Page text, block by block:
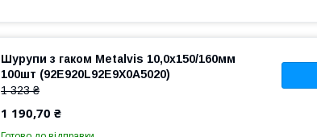
Шурупи з гаком Metalvis 10,0х150/160мм
100шт (92E920L92E9X0A5020)
1 323 ₴
1 190,70 ₴